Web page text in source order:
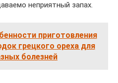
неприятный запах.
приготовления
грецкого ореха для
болезней